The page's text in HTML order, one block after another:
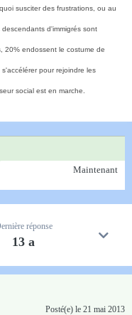
susciter des frustrations, ou au
d'immigrés sont
20% endossent le costume de
pour rejoindre les
social est en marche.
Maintenant
réponse
13 a
Posté(e) le 21 mai 2013